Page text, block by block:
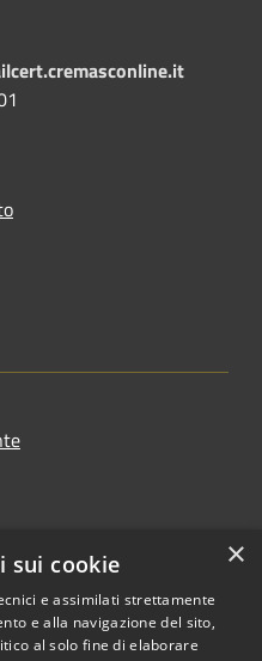
×
sui cookie
e assimilati strettamente
e alla navigazione del sito,
al solo fine di elaborare